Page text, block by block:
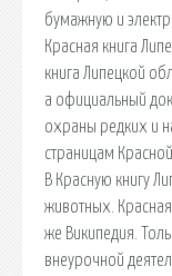
бумажную и
Красная книга
книга Липецкой
а официальный
охраны редких и
страницам
В Красную книгу
животных.
же Википедия.
внеурочной